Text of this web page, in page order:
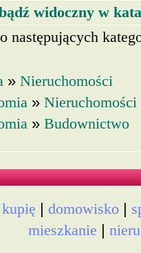
widoczny w
następujących
» Nieruchomości
» Nieruchomości
» Budownictwo
kupię |domowisko |
mieszkanie |